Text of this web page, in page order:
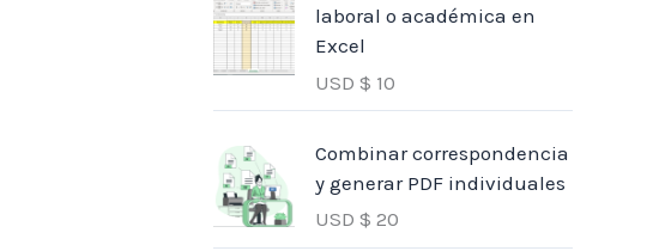
laboral o académica en
Excel
USD $ 10
Combinar correspondencia
y generar PDF individuales
USD $ 20